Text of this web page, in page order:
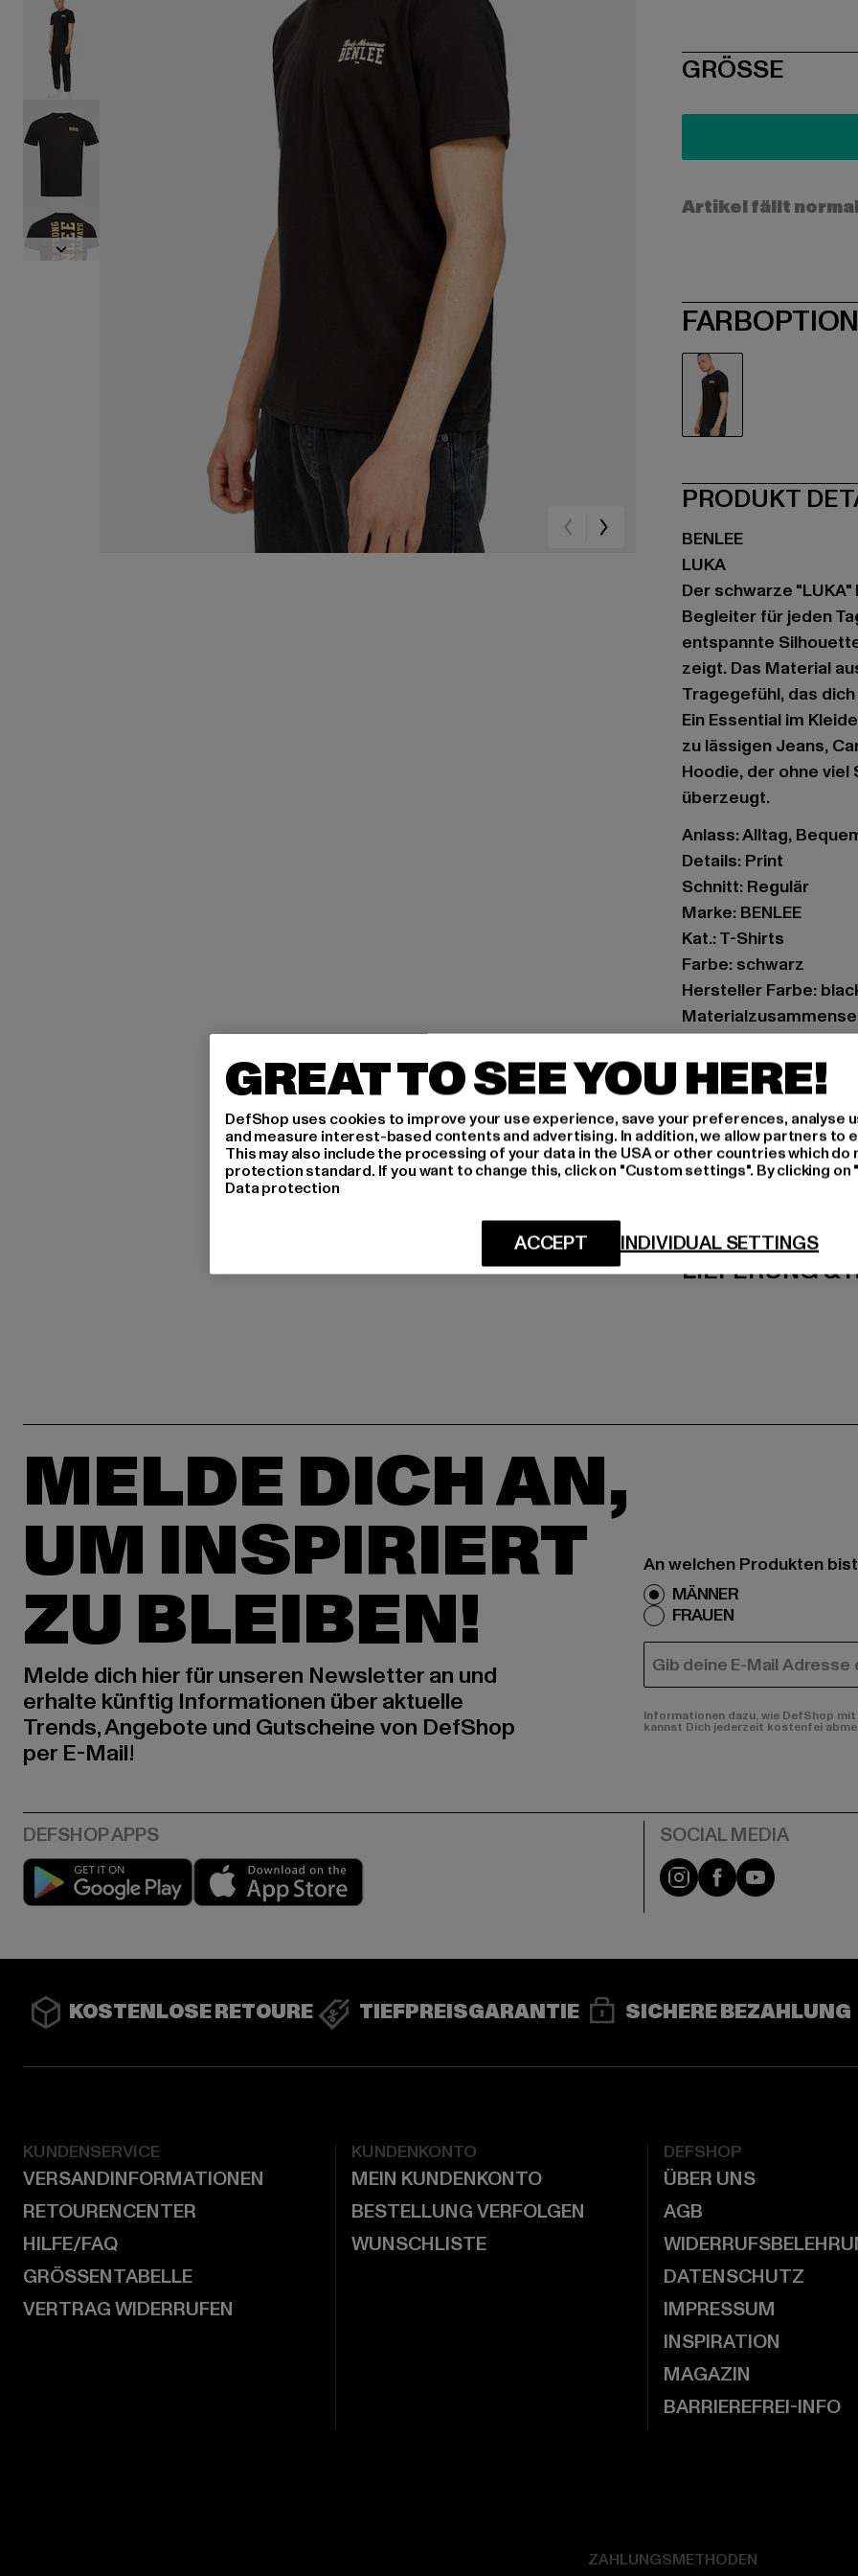
SIZE
GRÖSSE
Artikel fällt
PRODUKT
BENLEE
LUKA
Der schwarze
Begleiter für jeden
entspannte
zeigt. Das Material
Tragegefühl, das
Ein Essential im
zu lässigen Jeans,
Hoodie, der ohne
überzeugt.
Anlass: Alltag,
Details: Print
Schnitt: Regulär
Marke: BENLEE
Kat.: T-Shirts
Farbe: schwarz
Hersteller Farbe:
Art.Nr: 190739-02581
Hersteller: Punch
Im Taubental 15a |
GRÖSSE
LIEFERUNG &
MELDE DICH AN,
UM INSPIRIERT
ZU BLEIBEN!
Melde dich hier für unseren Newsletter an und
erhalte künftig Informationen über aktuelle
Trends, Angebote und Gutscheine von DefShop
per E-Mail!
An welchen Produkten
MÄNNER
FRAUEN
E-MAIL
Informationen dazu, wie DefShop
kannst Dich jederzeit kostenfei
Play market Instagram
FacebookYouTube
KOSTENLOSE RETOURE TIEFPREISGARANTIE SICHERE BEZAHLUNG
KUNDENSERVICE
VERSANDINFORMATIONEN
RETOURENCENTER
HILFE/FAQ
GRÖSSENTABELLE
VERTRAG WIDERRUFEN
KUNDENKONTO
MEIN KUNDENKONTO
BESTELLUNG VERFOLGEN
WUNSCHLISTE
DEFSHOP
ÜBER UNS
AGB
DATENSCHUTZ
IMPRESSUM
INSPIRATION
MAGAZIN
BARRIEREFREI-INFO
ZAHLUNGSMETHODEN
GREAT TO SEE YOU HERE!
DefShop uses cookies to improve your use experience, save your preferences, analyse
and measure interest-based contents and advertising. In addition, we allow partners to
This may also include the processing of your data in the USA or other countries which do
protection standard. If you want to change this, click on "Custom settings". By clicking
Data protection
INDIVIDUAL SETTINGS
ACCEPT